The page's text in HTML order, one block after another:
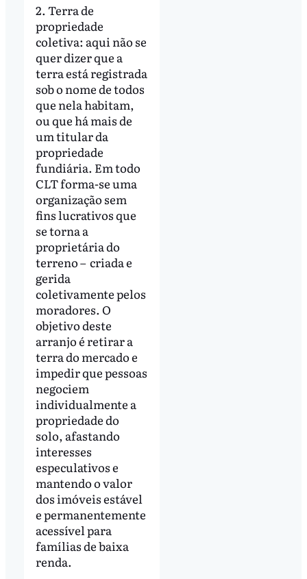
2. Terra de
propriedade
coletiva: aqui não se
quer dizer que a
terra está registrada
sob o nome de todos
que nela habitam,
ou que há mais de
um titular da
propriedade
fundiária. Em todo
CLT forma-se uma
organização sem
fins lucrativos que
se torna a
proprietária do
terreno – criada e
gerida
coletivamente pelos
moradores. O
objetivo deste
arranjo é retirar a
terra do mercado e
impedir que pessoas
negociem
individualmente a
propriedade do
solo, afastando
interesses
especulativos e
mantendo o valor
dos imóveis estável
e permanentemente
acessível para
famílias de baixa
renda.